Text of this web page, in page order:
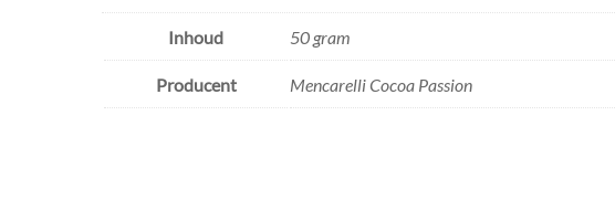
Inhoud 50 gram
Producent Mencarelli Cocoa Passion